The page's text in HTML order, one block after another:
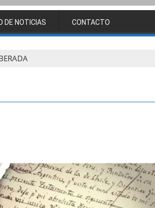
DE NOTICIAS CONTACTO